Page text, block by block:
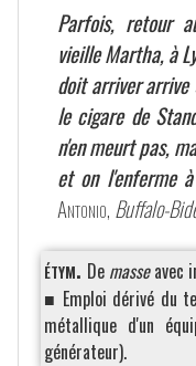
Parfois, retour
vieille Martha, à
doit arriver arrive
le cigare de
n'en meurt pas,
et on l'enferme
Antonio, Buffalo-
étym. De masseavec
■ Emploi dérivé du
métallique d'un
générateur).